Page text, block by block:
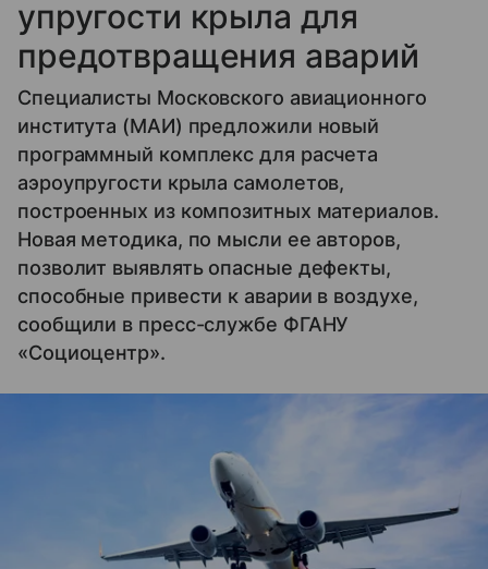
упругости крыла для
предотвращения аварий
Специалисты Московского авиационного
института (МАИ) предложили новый
программный комплекс для расчета
аэроупругости крыла самолетов,
построенных из композитных материалов.
Новая методика, по мысли ее авторов,
позволит выявлять опасные дефекты,
способные привести к аварии в воздухе,
сообщили в пресс-службе ФГАНУ
«Cоциоцентр».